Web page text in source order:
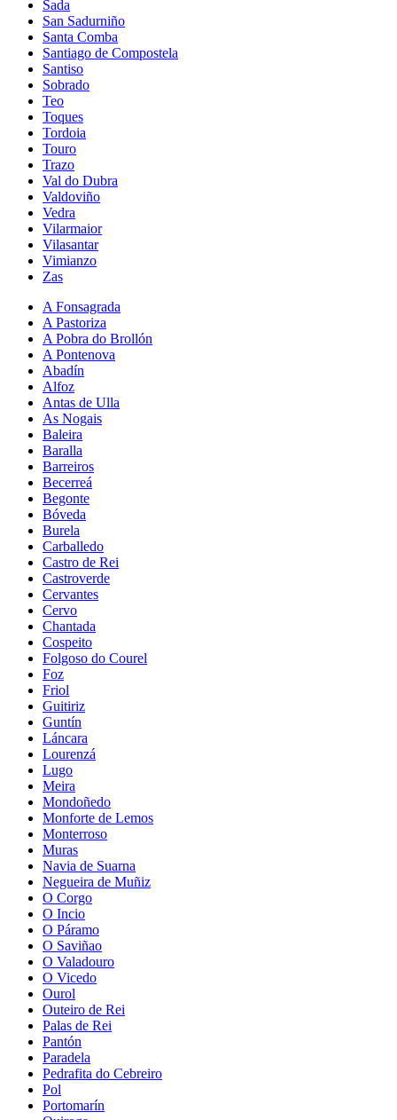
Sada
San Sadurniño
Santa Comba
Santiago de Compostela
Santiso
Sobrado
Teo
Toques
Tordoia
Touro
Trazo
Val do Dubra
Valdoviño
Vedra
Vilarmaior
Vilasantar
Vimianzo
Zas
A Fonsagrada
A Pastoriza
A Pobra do Brollón
A Pontenova
Abadín
Alfoz
Antas de Ulla
As Nogais
Baleira
Baralla
Barreiros
Becerreá
Begonte
Bóveda
Burela
Carballedo
Castro de Rei
Castroverde
Cervantes
Cervo
Chantada
Cospeito
Folgoso do Courel
Foz
Friol
Guitiriz
Guntín
Láncara
Lourenzá
Lugo
Meira
Mondoñedo
Monforte de Lemos
Monterroso
Muras
Navia de Suarna
Negueira de Muñiz
O Corgo
O Incio
O Páramo
O Saviñao
O Valadouro
O Vicedo
Ourol
Outeiro de Rei
Palas de Rei
Pantón
Paradela
Pedrafita do Cebreiro
Pol
Portomarín